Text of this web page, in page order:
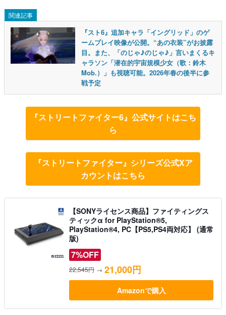
関連記事
『スト6』追加キャラ「イングリッド」のゲ
ームプレイ映像が公開。“あの衣装”がお披露
目。また、「のじゃ♪のじゃ♪」言いまくるキ
ャラソン「潜在的宇宙規模少女（歌：鈴木
Mob.）」も視聴可能。2026年春の後半に参
戦予定
『ストリートファイター6』公式サイトはこち
ら
『ストリートファイター』シリーズ公式Xア
カウントはこちら
【SONYライセンス商品】ファイティングス
ティックα for PlayStation®5,
PlayStation®4, PC【PS5,PS4両対応】 (通常
版)
7%OFF
22,545円 → 21,000円
Amazonで購入